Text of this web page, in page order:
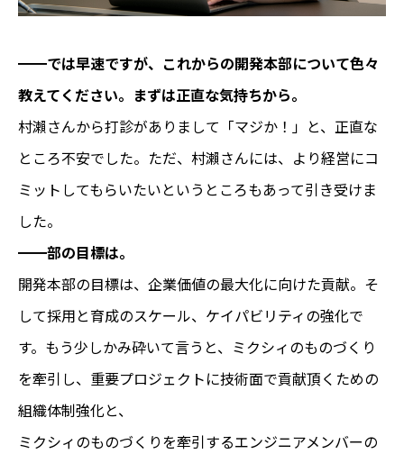
━━では早速ですが、これからの開発本部について色々
教えてください。まずは正直な気持ちから。
村瀨さんから打診がありまして「マジか！」と、正直な
ところ不安でした。ただ、村瀨さんには、より経営にコ
ミットしてもらいたいというところもあって引き受けま
した。
━━部の目標は。
開発本部の目標は、企業価値の最大化に向けた貢献。そ
して採用と育成のスケール、ケイパビリティの強化で
す。もう少しかみ砕いて言うと、ミクシィのものづくり
を牽引し、重要プロジェクトに技術面で貢献頂くための
組織体制強化と、
ミクシィのものづくりを牽引するエンジニアメンバーの